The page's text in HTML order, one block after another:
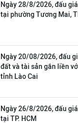
Ngày 28/8/2026, đấu
tại phường Tương Mai,
Ngày 20/08/2026, đấu
đất và tài sản gắn liền
tỉnh Lào Cai
Ngày 26/8/2026, đấu
tại TP. HCM